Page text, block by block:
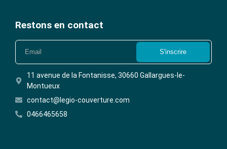
Restons en contact
S'inscrire
11 avenue de la Fontanisse, 30660 Gallargues-le-
Montueux
contact@legio-couverture.com
0466465658